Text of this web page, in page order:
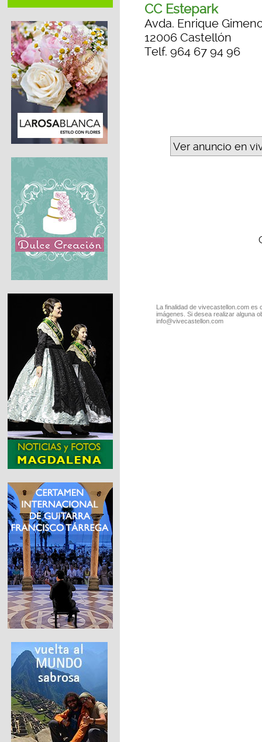
CC Estepark
Avda. Enrique
12006 Castellón
Telf. 964 67 94 96
Ver anuncio en
La finalidad de vivecastellon.com
imágenes. Si desea realizar alguna
info@vivecastellon.com